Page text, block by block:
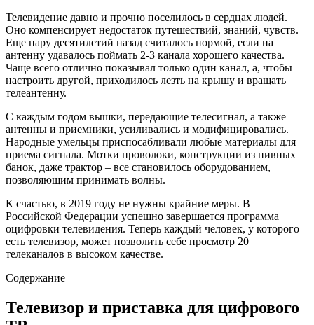
Телевидение давно и прочно поселилось в сердцах людей.
Оно компенсирует недостаток путешествий, знаний, чувств.
Еще пару десятилетий назад считалось нормой, если на
антенну удавалось поймать 2-3 канала хорошего качества.
Чаще всего отлично показывал только один канал, а, чтобы
настроить другой, приходилось лезть на крышу и вращать
телеантенну.
С каждым годом вышки, передающие телесигнал, а также
антенны и приемники, усиливались и модифицировались.
Народные умельцы приспосабливали любые материалы для
приема сигнала. Мотки проволоки, конструкции из пивных
банок, даже трактор – все становилось оборудованием,
позволяющим принимать волны.
К счастью, в 2019 году не нужны крайние меры. В
Российской Федерации успешно завершается программа
оцифровки телевидения. Теперь каждый человек, у которого
есть телевизор, может позволить себе просмотр 20
телеканалов в высоком качестве.
Содержание
Телевизор и приставка для цифрового